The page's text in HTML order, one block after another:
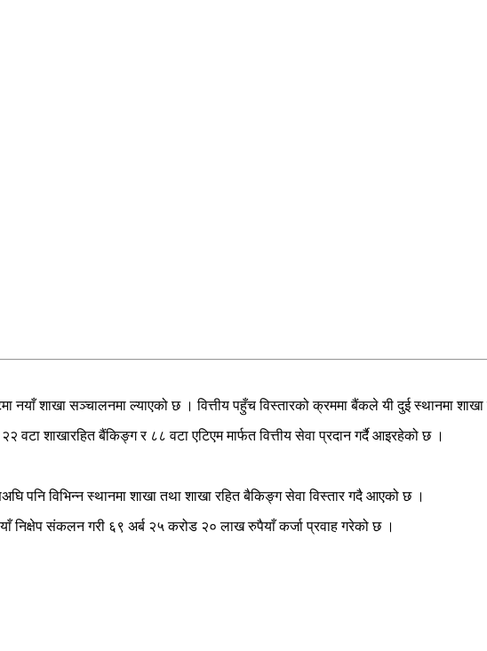
शाखा सञ्चालनमा ल्याएको छ । वित्तीय पहुँच विस्तारको क्रममा बैंकले यी दुई स्थानमा शाखा
शाखारहित बैंकिङ्ग र ८८ वटा एटिएम मार्फत वित्तीय सेवा प्रदान गर्दै आइरहेको छ ।
पनि विभिन्न स्थानमा शाखा तथा शाखा रहित बैकिङ्ग सेवा विस्तार गदै आएको छ ।
निक्षेप संकलन गरी ६९ अर्ब २५ करोड २० लाख रुपैयाँ कर्जा प्रवाह गरेको छ ।